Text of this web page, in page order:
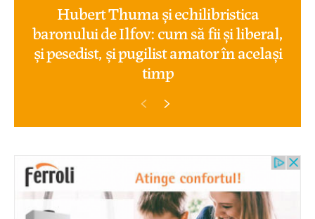
Hubert Thuma și echilibristica
baronului de Ilfov: cum să fii și liberal,
și pesedist, și pugilist amator în același
timp